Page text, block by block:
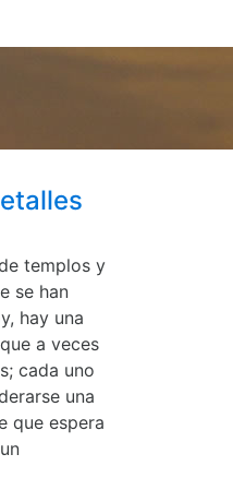
templos y
se han
hay una
a veces
cada uno
una
que espera